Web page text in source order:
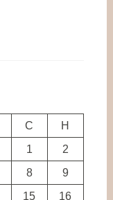
С
Н
1
2
8
9
15 16